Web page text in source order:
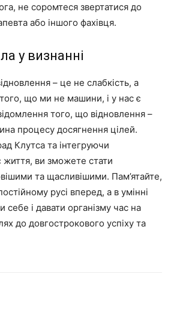
не соромтеся звертатися до
або іншого фахівця.
у визнанні
– це не слабкість, а
що ми не машини, і у нас є
того, що відновлення –
процесу досягнення цілей.
Клутса та інтегруючи
життя, ви зможете стати
та щасливішими. Пам’ятайте,
русі вперед, а в умінні
себе і давати організму час на
до довгострокового успіху та